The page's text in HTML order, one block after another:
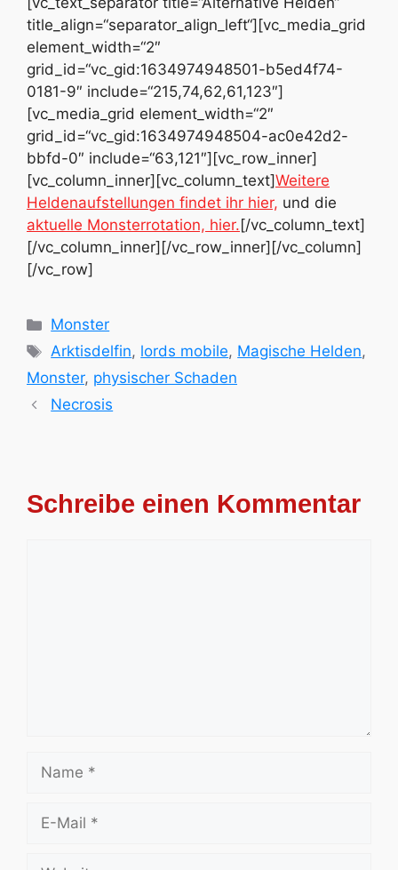
title_align=“separator_align_left“][vc_media_grid
element_width=“2″
grid_id=“vc_gid:1634974948501-b5ed4f74-
0181-9″ include=“215,74,62,61,123″]
[vc_media_grid element_width=“2″
grid_id=“vc_gid:1634974948504-ac0e42d2-
bbfd-0″ include=“63,121″][vc_row_inner]
[vc_column_inner][vc_column_text]Weitere
Heldenaufstellungen findet ihr hier, und die
aktuelle Monsterrotation, hier. [/vc_column_text]
[/vc_column_inner][/vc_row_inner][/vc_column]
[/vc_row]
Kategorien
Monster
Schlagwörter
Arktisdelfin, lords mobile, Magische Helden,
Monster, physischer Schaden
Necrosis
Schreibe einen Kommentar
Name
Website